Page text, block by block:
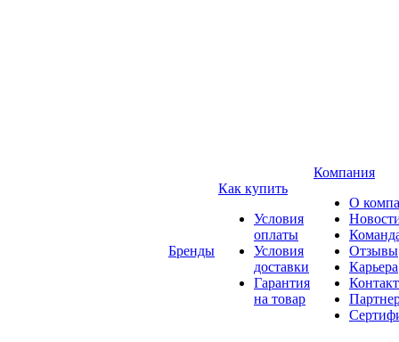
Бренды
Как купить
Условия
оплаты
Условия
доставки
Гарантия
на товар
Компания
О
Отзывы
Карьера